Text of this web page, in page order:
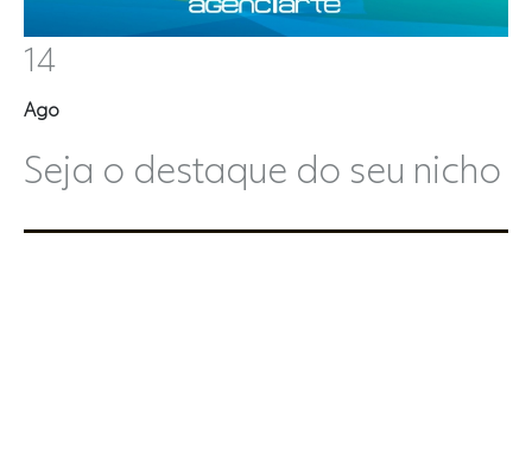
14
Ago
Seja o destaque do seu nicho